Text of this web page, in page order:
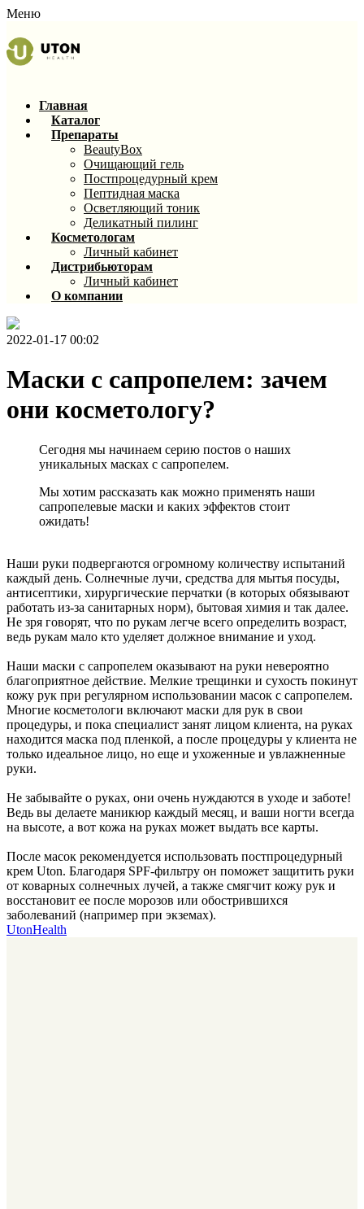
Меню
Главная
Каталог
Препараты
BeautyBox
Очищающий гель
Постпроцедурный крем
Пептидная маска
Осветляющий тоник
Деликатный пилинг
Косметологам
Личный кабинет
Дистрибьюторам
Личный кабинет
О компании
2022-01-17 00:02
Маски с сапропелем: зачем
они косметологу?
Сегодня мы начинаем серию постов о наших
уникальных масках с сапропелем.
Мы хотим рассказать как можно применять наши
сапропелевые маски и каких эффектов стоит
ожидать!
Наши руки подвергаются огромному количеству испытаний
каждый день. Солнечные лучи, средства для мытья посуды,
антисептики, хирургические перчатки (в которых обязывают
работать из-за санитарных норм), бытовая химия и так далее.
Не зря говорят, что по рукам легче всего определить возраст,
ведь рукам мало кто уделяет должное внимание и уход.
Наши маски с сапропелем оказывают на руки невероятно
благоприятное действие. Мелкие трещинки и сухость покинут
кожу рук при регулярном использовании масок с сапропелем.
Многие косметологи включают маски для рук в свои
процедуры, и пока специалист занят лицом клиента, на руках
находится маска под пленкой, а после процедуры у клиента не
только идеальное лицо, но еще и ухоженные и увлажненные
руки.
Не забывайте о руках, они очень нуждаются в уходе и заботе!
Ведь вы делаете маникюр каждый месяц, и ваши ногти всегда
на высоте, а вот кожа на руках может выдать все карты.
После масок рекомендуется использовать постпроцедурный
крем Uton. Благодаря SPF-фильтру он поможет защитить руки
от коварных солнечных лучей, а также смягчит кожу рук и
восстановит ее после морозов или обострившихся
заболеваний (например при экземах).
UtonHealth